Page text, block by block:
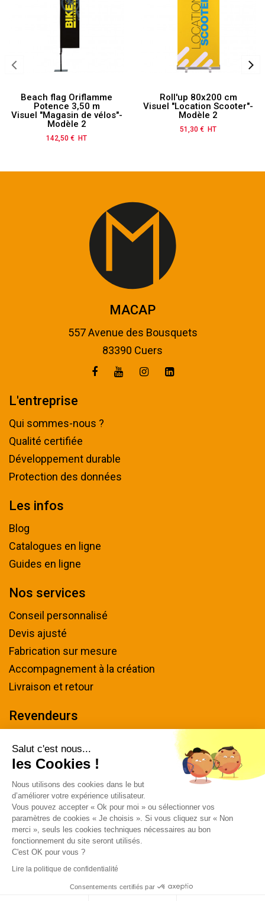
Beach flag Oriflamme
Potence 3,50 m
Visuel "Magasin de vélos"-
Modèle 2
Prix
142,50 € HT
Roll'up 80x200 cm
Visuel "Location Scooter"-
Modèle 2
Prix
51,30 € HT
MACAP
557 Avenue des Bousquets
83390 Cuers
L'entreprise
Qui sommes-nous ?
Qualité certifiée
Développement durable
Protection des données
Les infos
Blog
Catalogues en ligne
Guides en ligne
Nos services
Conseil personnalisé
Devis ajusté
Fabrication sur mesure
Accompagnement à la création
Livraison et retour
Revendeurs
Nous contacter
Tel : 04 94 48 50 57
Écrivez-nous
Horaires & plan d'accès
Salut c'est nous...
les Cookies !
Nous utilisons des cookies dans le but
d’améliorer votre expérience utilisateur.
Vous pouvez accepter « Ok pour moi » ou sélectionner vos
paramètres de cookies « Je choisis ». Si vous cliquez sur « Non
merci », seuls les cookies techniques nécessaires au bon
fonctionnement du site seront utilisés.
C'est OK pour vous ?
Lire la politique de confidentialité
Consentements certifiés par